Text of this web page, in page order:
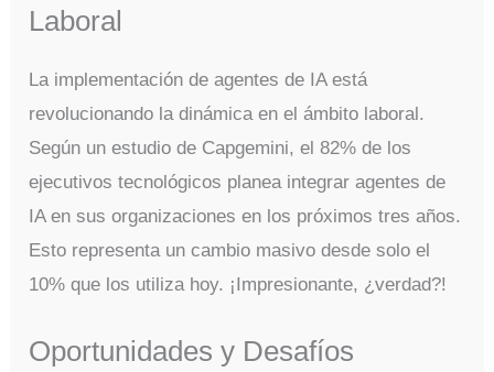
Laboral
La implementación de agentes de IA está
revolucionando la dinámica en el ámbito laboral.
Según un estudio de Capgemini, el 82% de los
ejecutivos tecnológicos planea integrar agentes de
IA en sus organizaciones en los próximos tres años.
Esto representa un cambio masivo desde solo el
10% que los utiliza hoy. ¡Impresionante, ¿verdad?!
Oportunidades y Desafíos